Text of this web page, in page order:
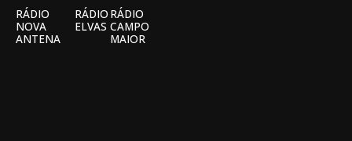
RÁDIO
NOVA
ANTENA
RÁDIO
ELVAS
RÁDIO
CAMPO
MAIOR